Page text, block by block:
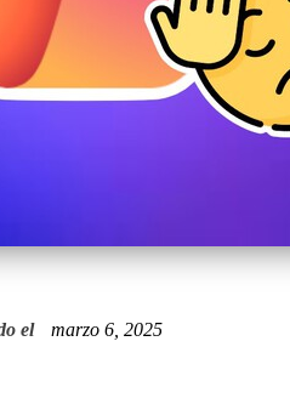
el marzo 6, 2025